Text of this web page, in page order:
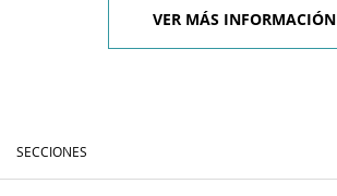
VER MÁS INFORMACIÓN
SECCIONES